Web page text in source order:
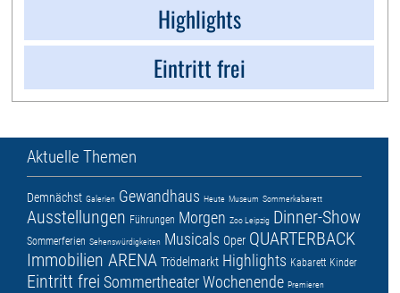
Highlights
Eintritt frei
Aktuelle Themen
Demnächst Galerien Gewandhaus Heute Museum Sommerkabarett
Ausstellungen Führungen Morgen Zoo Leipzig Dinner-Show
Sommerferien Sehenswürdigkeiten Musicals Oper QUARTERBACK
Immobilien ARENA Trödelmarkt Highlights Kabarett Kinder
Eintritt frei SommertheaterWochenende Premieren